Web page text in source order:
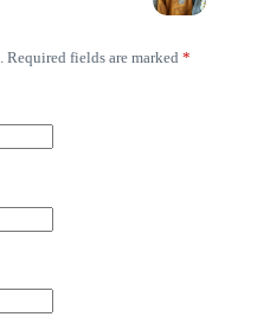
Required fields are marked *